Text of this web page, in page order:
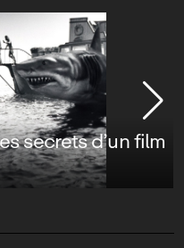
secrets d’un film